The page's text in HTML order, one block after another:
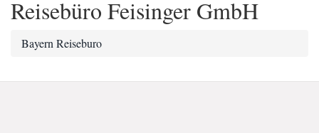
Reisebüro Feisinger GmbH
Bayern Reiseburo